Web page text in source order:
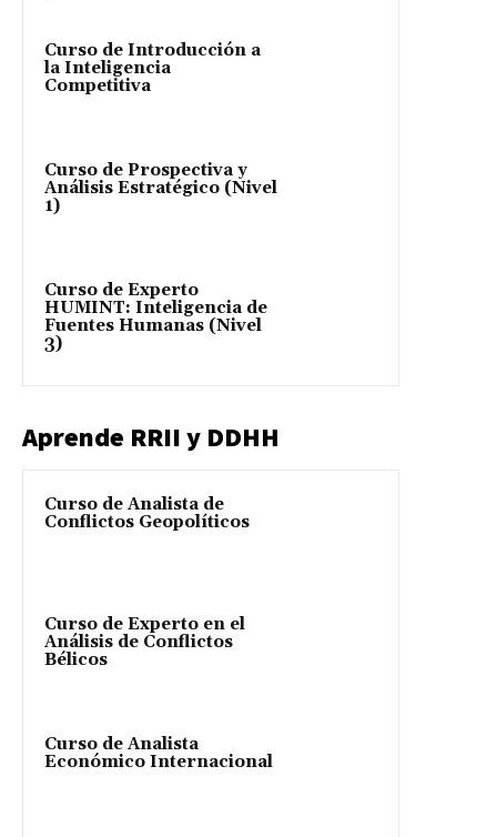
Curso de Introducción a
la Inteligencia
Competitiva
Curso de Prospectiva y
Análisis Estratégico (Nivel
1)
Curso de Experto
HUMINT: Inteligencia de
Fuentes Humanas (Nivel
3)
Aprende RRII y DDHH
Curso de Analista de
Conflictos Geopolíticos
Curso de Experto en el
Análisis de Conflictos
Bélicos
Curso de Analista
Económico Internacional